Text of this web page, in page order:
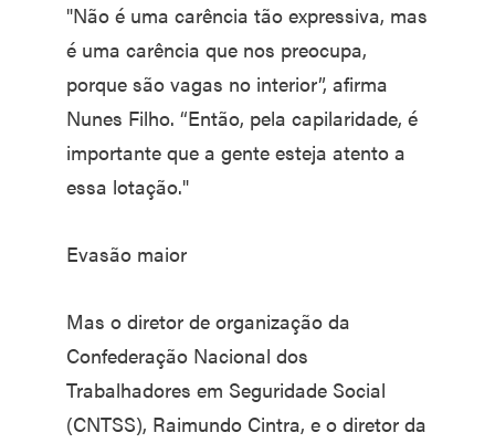
"Não é uma carência tão expressiva, mas
é uma carência que nos preocupa,
porque são vagas no interior”, afirma
Nunes Filho. “Então, pela capilaridade, é
importante que a gente esteja atento a
essa lotação."
Evasão maior
Mas o diretor de organização da
Confederação Nacional dos
Trabalhadores em Seguridade Social
(CNTSS), Raimundo Cintra, e o diretor da